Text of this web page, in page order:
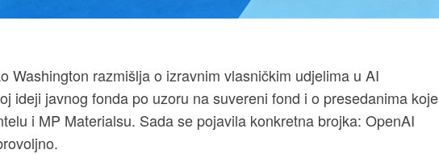
Washington razmišlja o izravnim vlasničkim udjelima u AI
ideji javnog fonda po uzoru na suvereni fond i o presedanima koje
i MP Materialsu. Sada se pojavila konkretna brojka: OpenAI